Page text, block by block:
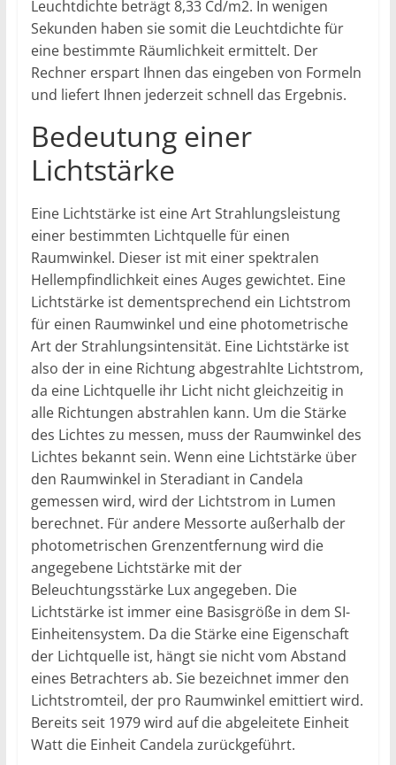
Leuchtdichte beträgt 8,33 Cd/m2. In wenigen
Sekunden haben sie somit die Leuchtdichte für
eine bestimmte Räumlichkeit ermittelt. Der
Rechner erspart Ihnen das eingeben von Formeln
und liefert Ihnen jederzeit schnell das Ergebnis.
Bedeutung einer
Lichtstärke
Eine Lichtstärke ist eine Art Strahlungsleistung
einer bestimmten Lichtquelle für einen
Raumwinkel. Dieser ist mit einer spektralen
Hellempfindlichkeit eines Auges gewichtet. Eine
Lichtstärke ist dementsprechend ein Lichtstrom
für einen Raumwinkel und eine photometrische
Art der Strahlungsintensität. Eine Lichtstärke ist
also der in eine Richtung abgestrahlte Lichtstrom,
da eine Lichtquelle ihr Licht nicht gleichzeitig in
alle Richtungen abstrahlen kann. Um die Stärke
des Lichtes zu messen, muss der Raumwinkel des
Lichtes bekannt sein. Wenn eine Lichtstärke über
den Raumwinkel in Steradiant in Candela
gemessen wird, wird der Lichtstrom in Lumen
berechnet. Für andere Messorte außerhalb der
photometrischen Grenzentfernung wird die
angegebene Lichtstärke mit der
Beleuchtungsstärke Lux angegeben. Die
Lichtstärke ist immer eine Basisgröße in dem SI-
Einheitensystem. Da die Stärke eine Eigenschaft
der Lichtquelle ist, hängt sie nicht vom Abstand
eines Betrachters ab. Sie bezeichnet immer den
Lichtstromteil, der pro Raumwinkel emittiert wird.
Bereits seit 1979 wird auf die abgeleitete Einheit
Watt die Einheit Candela zurückgeführt.